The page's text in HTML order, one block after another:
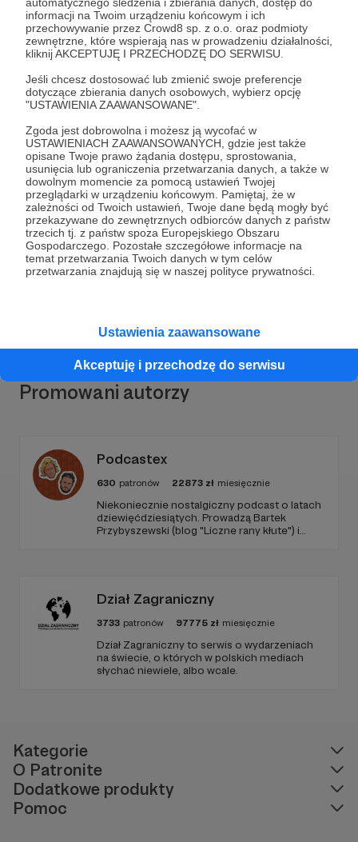
informacji na Twoim urządzeniu końcowym i ich
przechowywanie przez Crowd8 sp. z o.o. oraz podmioty
zewnętrzne, które wspierają nas w prowadzeniu działalności,
kliknij AKCEPTUJĘ I PRZECHODZĘ DO SERWISU.
Jeśli chcesz dostosować lub zmienić swoje preferencje
dotyczące zbierania danych osobowych, wybierz opcję
"USTAWIENIA ZAAWANSOWANE".
Zgoda jest dobrowolna i możesz ją wycofać w
USTAWIENIACH ZAAWANSOWANYCH, gdzie jest także
opisane Twoje prawo żądania dostępu, sprostowania,
usunięcia lub ograniczenia przetwarzania danych, a także w
dowolnym momencie za pomocą ustawień Twojej
przeglądarki w urządzeniu końcowym. Pamiętaj, że w
zależności od Twoich ustawień, Twoje dane będą mogły być
przekazywane do zewnętrznych odbiorców danych z państw
trzecich tj. z państw spoza Europejskiego Obszaru
Gospodarczego. Pozostałe szczegółowe informacje na
temat przetwarzania Twoich danych w tym celów
przetwarzania znajdują się w naszej polityce prywatności.
Ustawienia zaawansowane
Akceptuję i przechodzę do serwisu
Odpowiedz
Dołącz do grona Patronów!
Wesprzyj działalność AutoraDobranocka dla
rodzicówjuż teraz!
Promowani autorzy
Podcastex
630 patronów 22873 zł miesięcznie
Niekoniecznie nostalgiczny podcast o latach
dziewięćdziesiątych. Prowadzą Bartek
Przybyszewski (blog "Liczne rany kłute") i
Tadeusz Drozda.
Dział Zagraniczny
3733 patronów 97775 zł miesięcznie
Dział Zagraniczny to serwis o wydarzeniach
na świecie, o których w polskich mediach
słychać niewiele, albo wcale.
Kategorie
O Patronite
Dodatkowe produkty
Pomoc